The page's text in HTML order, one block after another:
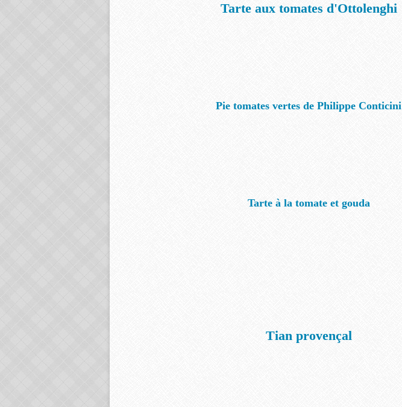
Tarte aux tomates d'Ottolenghi
Pie tomates vertes de Philippe Conticini
Tarte à la tomate et gouda
Tian provençal